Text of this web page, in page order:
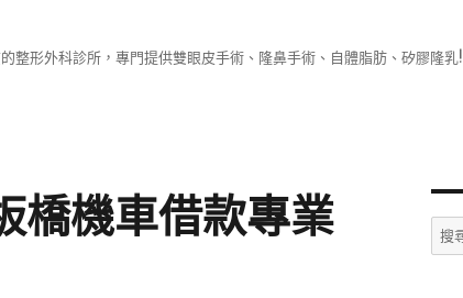
整形外科診所，專門提供雙眼皮手術、隆鼻手術、自體脂肪、矽膠隆乳!
橋機車借款專業
搜
尋